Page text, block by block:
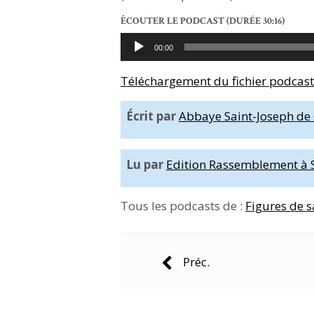
ĖCOUTER LE PODCAST(DURÉE 30:16)
Lecteur
audio
00:00
Téléchargement du fichier podcast
Écrit parAbbaye Saint-Joseph
Lu par Edition Rassemblement à
Tous les podcasts de : Figures de
Navigation
Préc.